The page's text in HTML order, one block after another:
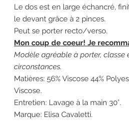
Le dos est en large échancré,
le devant grâce à 2 pinces.
Peut se porter recto/verso.
Mon coup de coeur! Je
Modèle agréable à porter,
circonstances.
Matières: 56% Viscose 44%
Viscose.
Entretien: Lavage à la main 30°.
Marque: Elisa Cavaletti.